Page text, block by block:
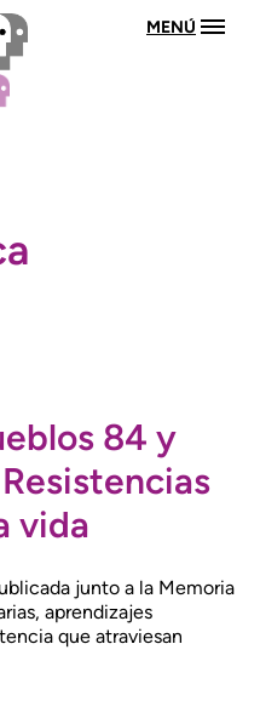
MENÚ
84 y
vida
junto a la Memoria
aprendizajes
que atraviesan